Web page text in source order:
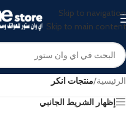
Skip to navigation
Skip to main content
الرئيسية/منتجات انكر
إظهار الشريط الجانبي